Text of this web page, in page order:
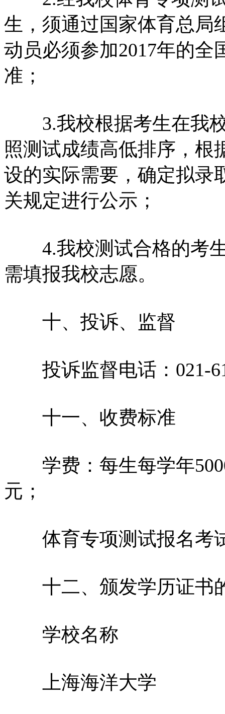
生，须通过国家体育总局
动员必须参加2017年的
准；
3.我校根据考生在我校
照测试成绩高低排序，根
设的实际需要，确定拟录
关规定进行公示；
4.我校测试合格的考生
需填报我校志愿。
十、投诉、监督
投诉监督电话：021-
十一、收费标准
学费：每生每学年
元；
体育专项测试报名考
十二、颁发学历证书
学校名称
上海海洋大学